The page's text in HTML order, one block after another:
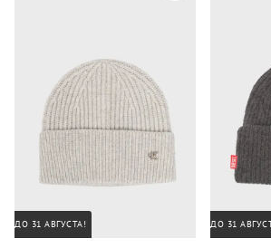
ДО 31 АВГУСТА! ДО 31